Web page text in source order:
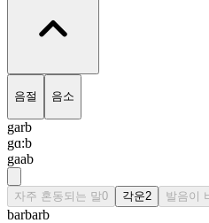
음절 음소
garb
gɑ:b
gaab
자주 혼동되는 말0 각운2 발음이
barbarb